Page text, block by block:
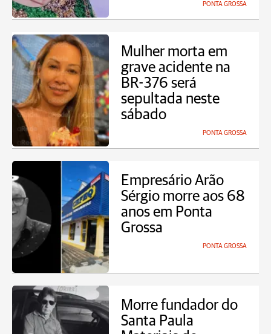
PONTA GROSSA
Mulher morta em
grave acidente na
BR-376 será
sepultada neste
sábado
PONTA GROSSA
Empresário Arão
Sérgio morre aos 68
anos em Ponta
Grossa
PONTA GROSSA
Morre fundador do
Santa Paula